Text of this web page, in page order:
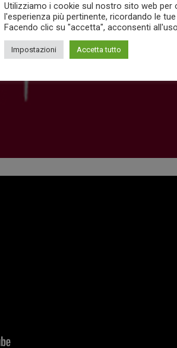
Utilizziamo i cookie sul nostro sito web per
l'esperienza più pertinente, ricordando le
Facendo clic su "accetta", acconsenti
Impostazioni Accetta tutto